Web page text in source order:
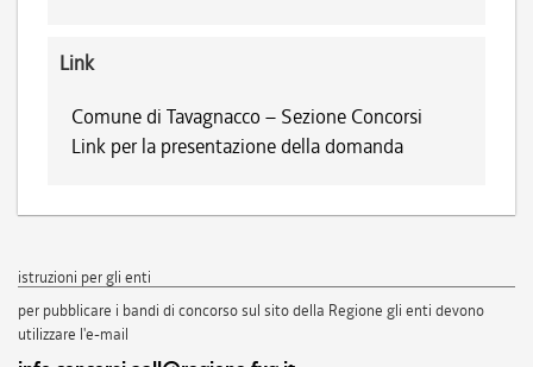
Link
Comune di Tavagnacco – Sezione Concorsi
Link per la presentazione della domanda
istruzioni per gli enti
per pubblicare i bandi di concorso sul sito della Regione gli enti devono
utilizzare l'e-mail